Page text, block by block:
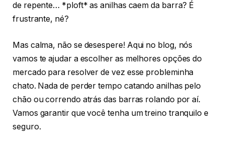
de repente… *ploft* as anilhas caem da barra? É
frustrante, né?
Mas calma, não se desespere! Aqui no blog, nós
vamos te ajudar a escolher as melhores opções do
mercado para resolver de vez esse probleminha
chato. Nada de perder tempo catando anilhas pelo
chão ou correndo atrás das barras rolando por aí.
Vamos garantir que você tenha um treino tranquilo e
seguro.